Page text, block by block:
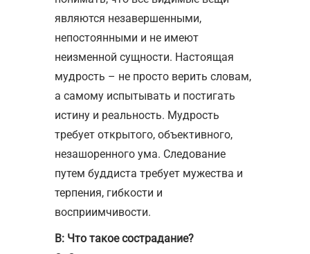
являются незавершенными,
непостоянными и не имеют
неизменной сущности. Настоящая
мудрость – не просто верить словам,
а самому испытывать и постигать
истину и реальность. Мудрость
требует открытого, объективного,
незашоренного ума. Следование
путем буддиста требует мужества и
терпения, гибкости и
восприимчивости.
В: Что такое сострадание?